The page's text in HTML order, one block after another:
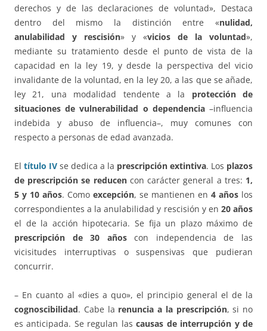
derechos y de las declaraciones de voluntad», Destaca
dentro del mismo la distinción entre «nulidad,
anulabilidad y rescisión» y «vicios de la voluntad»,
mediante su tratamiento desde el punto de vista de la
capacidad en la ley 19, y desde la perspectiva del vicio
invalidante de la voluntad, en la ley 20, a las que se añade,
ley 21, una modalidad tendente a la protección de
situaciones de vulnerabilidad o dependencia–influencia
indebida y abuso de influencia–, muy comunes con
respecto a personas de edad avanzada.
El título IV se dedica a la prescripción extintiva. Los plazos
de prescripción se reducencon carácter general a tres: 1,
5 y 10 años. Como excepción, se mantienen en 4 años los
correspondientes a la anulabilidad y rescisión y en 20 años
el de la acción hipotecaria. Se fija un plazo máximo de
prescripción de 30 añoscon independencia de las
vicisitudes interruptivas o suspensivas que pudieran
concurrir.
– En cuanto al «dies a quo», el principio general el de la
cognoscibilidad. Cabe la renuncia a la prescripción, si no
es anticipada. Se regulan lascausas de interrupción y de